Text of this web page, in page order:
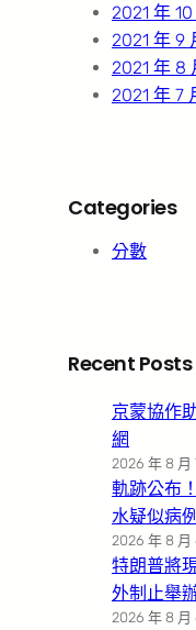
2021 年 10
2021 年 9
2021 年 8
2021 年 7
Categories
分數
Recent Posts
京蒙協作
網
2026 年 8 月
軌跡公布
水疑似病
2026 年 8 月
特朗普將
外制止舉
2026 年 8 月